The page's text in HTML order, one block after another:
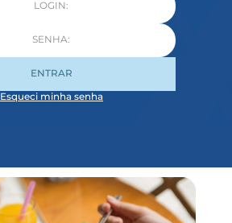
ENTRAR
Esqueci minha senha